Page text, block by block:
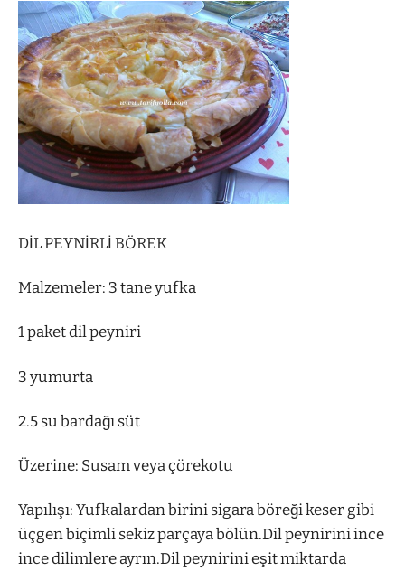
DİL PEYNİRLİ BÖREK
Malzemeler: 3 tane yufka
1 paket dil peyniri
3 yumurta
2.5 su bardağı süt
Üzerine: Susam veya çörekotu
Yapılışı: Yufkalardan birini sigara böreği keser gibi
üçgen biçimli sekiz parçaya bölün.Dil peynirini ince
ince dilimlere ayrın.Dil peynirini eşit miktarda